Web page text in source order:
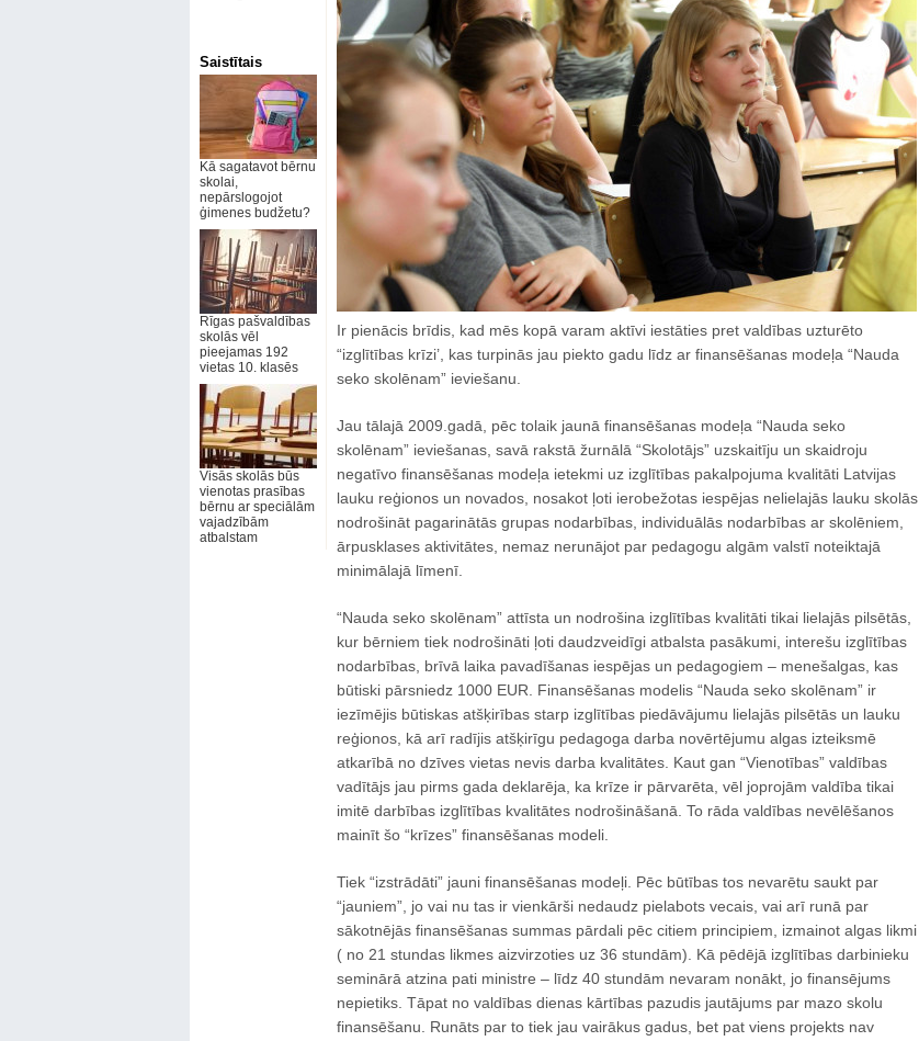
Saistītais
Kā sagatavot bērnu
skolai,
nepārslogojot
ģimenes budžetu?
Rīgas pašvaldības
skolās vēl
pieejamas 192
vietas 10. klasēs
Visās skolās būs
vienotas prasības
bērnu ar speciālām
vajadzībām
atbalstam
Ir pienācis brīdis, kad mēs kopā varam aktīvi iestāties pret valdības uzturēto
“izglītības krīzi’, kas turpinās jau piekto gadu līdz ar finansēšanas modeļa “Nauda
seko skolēnam” ieviešanu.
Jau tālajā 2009.gadā, pēc tolaik jaunā finansēšanas modeļa “Nauda seko
skolēnam” ieviešanas, savā rakstā žurnālā “Skolotājs” uzskaitīju un skaidroju
negatīvo finansēšanas modeļa ietekmi uz izglītības pakalpojuma kvalitāti Latvijas
lauku reģionos un novados, nosakot ļoti ierobežotas iespējas nelielajās lauku skolās
nodrošināt pagarinātās grupas nodarbības, individuālās nodarbības ar skolēniem,
ārpusklases aktivitātes, nemaz nerunājot par pedagogu algām valstī noteiktajā
minimālajā līmenī.
“Nauda seko skolēnam” attīsta un nodrošina izglītības kvalitāti tikai lielajās pilsētās,
kur bērniem tiek nodrošināti ļoti daudzveidīgi atbalsta pasākumi, interešu izglītības
nodarbības, brīvā laika pavadīšanas iespējas un pedagogiem – menešalgas, kas
būtiski pārsniedz 1000 EUR. Finansēšanas modelis “Nauda seko skolēnam” ir
iezīmējis būtiskas atšķirības starp izglītības piedāvājumu lielajās pilsētās un lauku
reģionos, kā arī radījis atšķirīgu pedagoga darba novērtējumu algas izteiksmē
atkarībā no dzīves vietas nevis darba kvalitātes. Kaut gan “Vienotības” valdības
vadītājs jau pirms gada deklarēja, ka krīze ir pārvarēta, vēl joprojām valdība tikai
imitē darbības izglītības kvalitātes nodrošināšanā. To rāda valdības nevēlēšanos
mainīt šo “krīzes” finansēšanas modeli.
Tiek “izstrādāti” jauni finansēšanas modeļi. Pēc būtības tos nevarētu saukt par
“jauniem”, jo vai nu tas ir vienkārši nedaudz pielabots vecais, vai arī runā par
sākotnējās finansēšanas summas pārdali pēc citiem principiem, izmainot algas likmi
( no 21 stundas likmes aizvirzoties uz 36 stundām). Kā pēdējā izglītības darbinieku
seminārā atzina pati ministre – līdz 40 stundām nevaram nonākt, jo finansējums
nepietiks. Tāpat no valdības dienas kārtības pazudis jautājums par mazo skolu
finansēšanu. Runāts par to tiek jau vairākus gadus, bet pat viens projekts nav